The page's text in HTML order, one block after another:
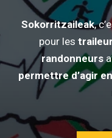
Sokorritzaileak,
pour les
randonneurs
permettre d’agir